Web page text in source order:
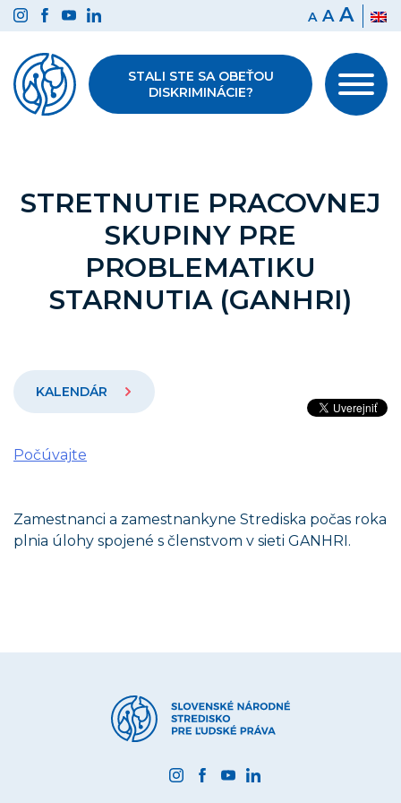
Preskočiť
na
obsah
A A A
STALI STE SA OBEŤOU
DISKRIMINÁCIE?
STRETNUTIE PRACOVNEJ
SKUPINY PRE
PROBLEMATIKU
STARNUTIA (GANHRI)
KALENDÁR
Počúvajte
Zamestnanci a zamestnankyne Strediska počas roka
plnia úlohy spojené s členstvom v sieti GANHRI.